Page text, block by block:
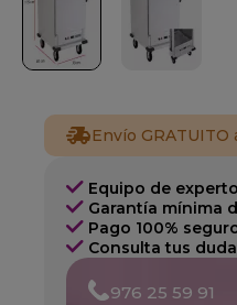
Envío
Equipo de
Garantía mínima
Pago 100%
Consulta tus
976 25 59 91